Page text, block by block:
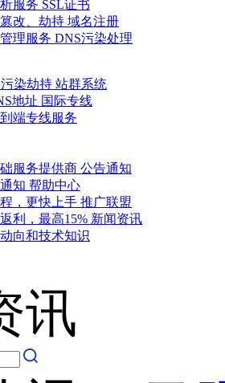
服务 SSL证书
改、劫持 域名注册
理服务 DNS污染处理
染劫持 站群系统
地址 国际专线
端专线服务
服务提供商 公告通知
知 帮助中心
，更快上手 推广联盟
利，最高15% 新闻资讯
向和技术知识
讯